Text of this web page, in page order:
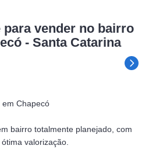
para vender no bairro
- Santa Catarina
em Chapecó
bairro totalmente planejado, com
valorização.